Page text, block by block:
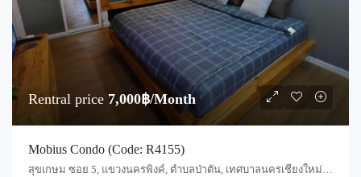
Rentral price 7,000฿/Month
Mobius Condo (Code: R4155)
สุขเกษม ซอย 5, แขวงนครพิงค์, ตำบลป่าตัน, เทศบาลนครเชียงใหม่, ฟ้าฮ่าม, อำเภอเมืองเชียงใหม่, จังหวัดเชียงใหม่, 50300, ประเทศไทย, Chiang Mai, Mueang Chiang Mai, Chang Phueak